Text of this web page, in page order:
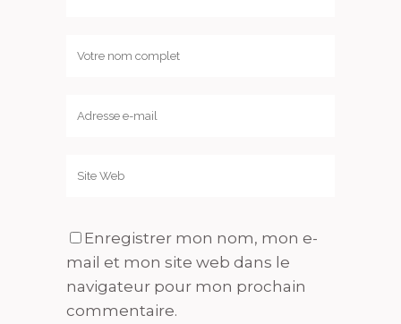
Enregistrer mon nom, mon e-
mail et mon site web dans le
navigateur pour mon prochain
commentaire.